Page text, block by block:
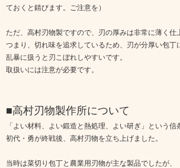
ておくと錆びます。ご注意を）
ただ、高村刃物製ですので、刃の厚みは非常に薄く仕
つまり、切れ味を追求しているため、刃が分厚い包丁
乱暴に扱うと刃こぼれしやすいです。
取扱いには注意が必要です。
■高村刃物製作所について
「よい材料、よい鍛造と熱処理、よい研ぎ」という信
初代・勇が終戦後、高村刃物を立ち上げました。
当時は菜切り包丁と農業用刃物が主な製品でしたが、